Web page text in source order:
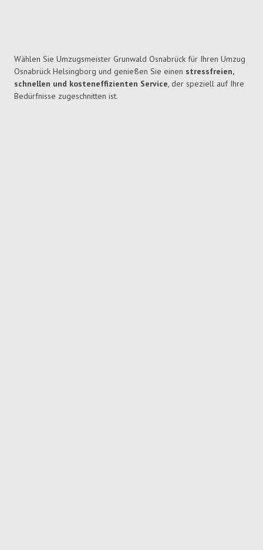
Wählen Sie Umzugsmeister Grunwald Osnabrück für Ihren Umzug
Osnabrück Helsingborg und genießen Sie einen stressfreien,
schnellen und kosteneffizienten Service, der speziell auf Ihre
Bedürfnisse zugeschnitten ist.